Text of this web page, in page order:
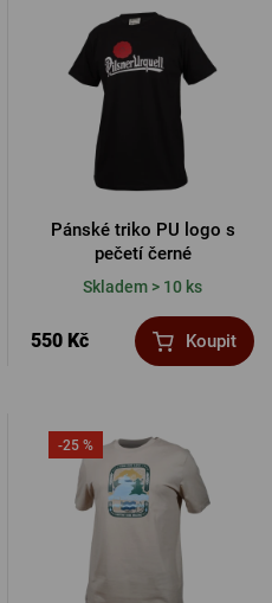
Pánské triko PU logo s
pečetí černé
Skladem > 10 ks
550 Kč Koupit
-25 %